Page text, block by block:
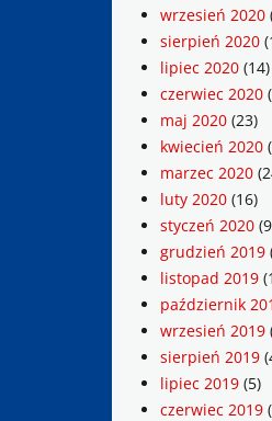
wrzesień 2020
sierpień 2020
lipiec 2020 (14)
czerwiec 2020
maj 2020 (23)
kwiecień 2020
marzec 2020
luty 2020 (16)
styczeń 2020
grudzień 2019
listopad 2019
październik
wrzesień 2019
sierpień 2019
lipiec 2019 (5)
czerwiec 2019